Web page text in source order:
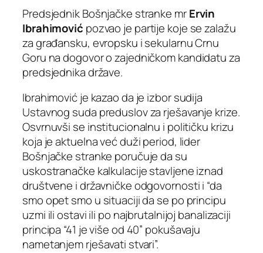
Predsjednik Bošnjačke stranke mrErvin
Ibrahimović pozvao je partije koje se zalažu
za građansku, evropsku i sekularnu Crnu
Goru na dogovor o zajedničkom kandidatu za
predsjednika države.
Ibrahimović je kazao da je izbor sudija
Ustavnog suda preduslov za rješavanje krize.
Osvrnuvši se institucionalnu i političku krizu
koja je aktuelna već duži period, lider
Bošnjačke stranke poručuje da su
uskostranačke kalkulacije stavljene iznad
društvene i državničke odgovornosti i “da
smo opet smo u situaciji da se po principu
uzmi ili ostavi ili po najbrutalnijoj banalizaciji
principa “41 je više od 40” pokušavaju
nametanjem rješavati stvari”.